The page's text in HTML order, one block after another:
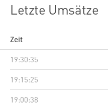
Letzte Umsätze
Zeit
19:30:35
19:15:25
19:00:38